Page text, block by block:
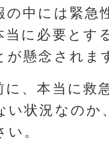
の中には緊急
当に必要とす
が懸念されま
に、本当に救
い状況なのか
。